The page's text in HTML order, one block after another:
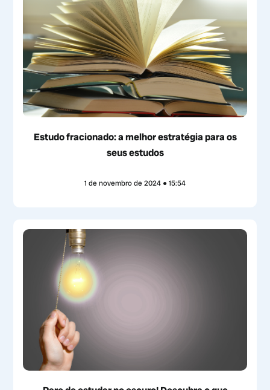
Estudo fracionado: a melhor estratégia para os
seus estudos
1 de novembro de 2024 15:54